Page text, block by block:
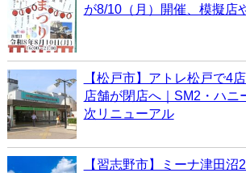
が8/10（月）開催、模擬店
【松戸市】アトレ松戸で4
店舗が閉店へ｜SM2・ハニ
次リニューアル
【習志野市】ミーナ津田沼